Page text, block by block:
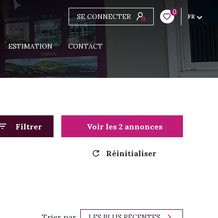
SE CONNECTER
0
FR
ESTIMATION CONTACT
Filtrer Voir les 2 annonces
Réinitialiser